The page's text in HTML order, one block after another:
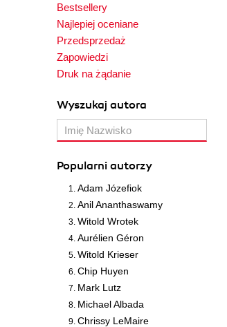
Bestsellery
Najlepiej oceniane
Przedsprzedaż
Zapowiedzi
Druk na żądanie
Wyszukaj autora
Popularni autorzy
Adam Józefiok
Anil Ananthaswamy
Witold Wrotek
Aurélien Géron
Witold Krieser
Chip Huyen
Mark Lutz
Michael Albada
Chrissy LeMaire